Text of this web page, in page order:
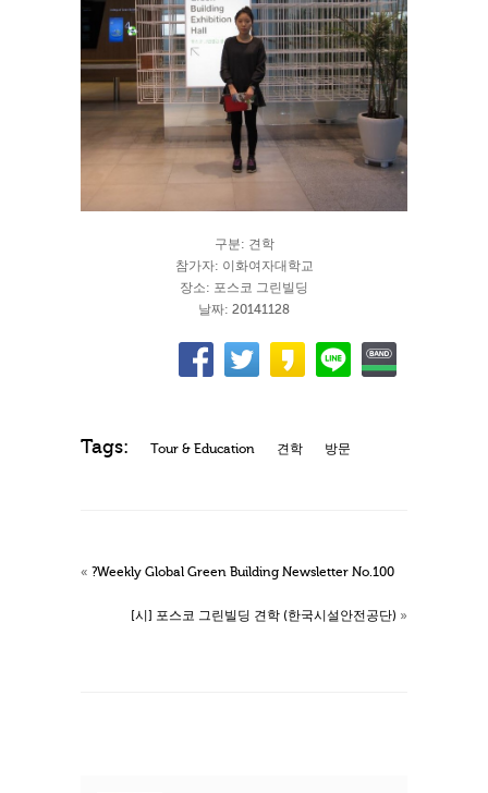
구분: 견학
참가자: 이화여자대학교
장소: 포스코 그린빌딩
날짜: 20141128
Tags: Tour & Education 견학 방문
« ?Weekly Global Green Building Newsletter No.100
[시] 포스코 그린빌딩 견학 (한국시설안전공단) »